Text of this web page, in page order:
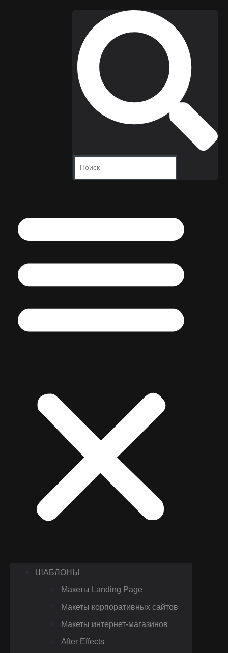
ШАБЛОНЫ
Макеты Landing Page
Макеты корпоративных сайтов
Макеты интернет-магазинов
After Effects